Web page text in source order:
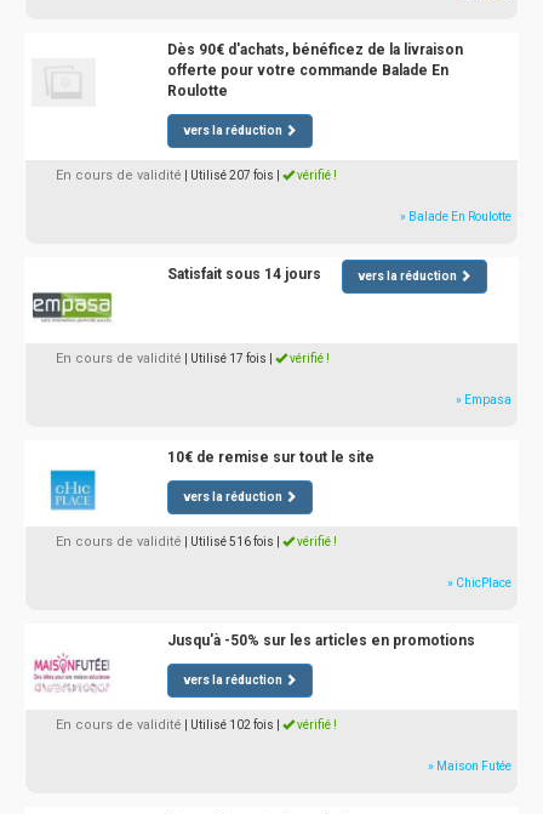
Dès 90€ d'achats, bénéficez de la livraison
offerte pour votre commande Balade En
Roulotte
vers la réduction
En cours de validité | Utilisé 207 fois vérifié !
» Balade En Roulotte
Satisfait sous 14 jours vers la réduction
En cours de validité | Utilisé 17 fois vérifié !
» Empasa
10€ de remise sur tout le site
vers la réduction
En cours de validité | Utilisé 516 fois vérifié !
» ChicPlace
Jusqu'à -50% sur les articles en promotions
vers la réduction
En cours de validité | Utilisé 102 fois vérifié !
» Maison Futée